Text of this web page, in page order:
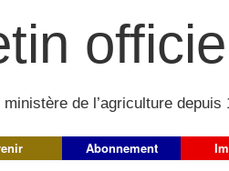
ministère de l’agriculture depuis
Abonnement